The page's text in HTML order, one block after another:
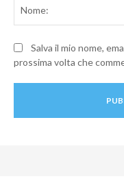
Salva il mio nome,
prossima volta che